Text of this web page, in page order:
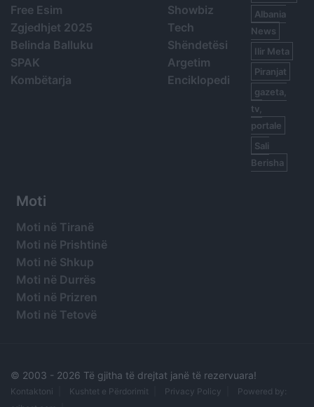
Free Esim
Zgjedhjet 2025
Belinda Balluku
SPAK
Kombëtarja
Showbiz
Tech
Shëndetësi
Argetim
Enciklopedi
Albania
News
Ilir Meta
Piranjat
gazeta,
tv,
portale
Sali
Berisha
Moti
Moti në Tiranë
Moti në Prishtinë
Moti në Shkup
Moti në Durrës
Moti në Prizren
Moti në Tetovë
© 2003 - 2026 Të gjitha të drejtat janë të rezervuara!
Kontaktoni Kushtet e Përdorimit Privacy Policy
Powered by: